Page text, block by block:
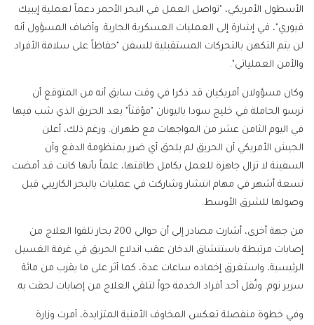
الأسطول الأمريكي، "تواصل العمل في البحر الأحمر دعماً لعملية إيبيك
فيوري"، في إشارة إلى العمليات العسكرية الجارية. وأضاف المسؤول أنه
لن يتم التكهن بالتحركات المستقبلية للسفن "حفاظاً على سلامة الأفراد
والأمن العملياتي".
وكان مسؤولان أمريكيان قد ذكرا في وقت سابق أنه من المتوقع أن
ترسو الحاملة في خليج سودا باليونان "مؤقتاً" بعد الحريق الذي شب فيها
في اليوم الثامن عشر من المواجهات مع طهران. ورغم ذلك، أعلن
الجيش الأمريكي أن الحريق لم يلحق أي ضرر بمنظومة الدفع وأن
السفينة لا تزال جاهزة للعمل بكامل طاقتها، علماً بأنها كانت قد أمضت
تسعة أشهر في مهام انتشار وشاركت في عمليات بالبحر الكاريبي قبل
وصولها للشرق الأوسط.
من جهة أخرى، أشارت مصادر إلى أن حوالي 200 بحار تلقوا العلاج من
إصابات مرتبطة باستنشاق الدخان عقب اندلاع الحريق في غرفة الغسيل
الرئيسية، واستغرق إخماده ساعات عدة، كما أثر على ما يقرب من مائة
سرير نوم. ونُقل أحد أفراد الخدمة جواً لتلقي العلاج من إصابات لحقت به.
وفي خطوة منفصلة تعكس المخاوف الأمنية المتزايدة، أمرت وزارة